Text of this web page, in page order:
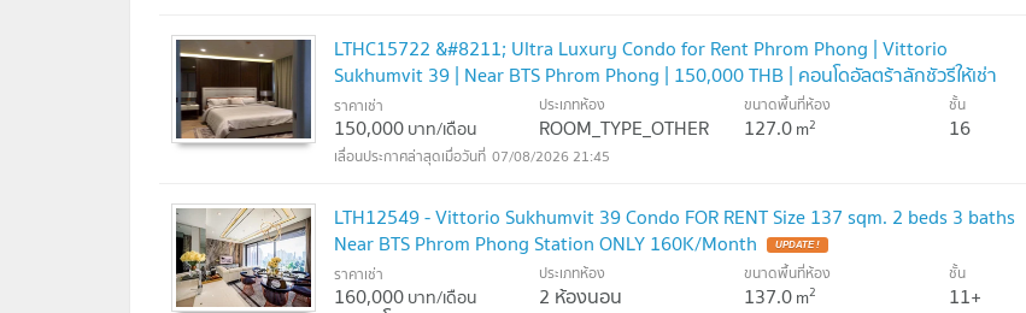
LTHC15722 &#8211; Ultra Luxury Condo for Rent Phrom Phong | Vittorio
Sukhumvit 39 | Near BTS Phrom Phong | 150,000 THB | คอนโดอัลตร้าลักชัวรีให้เช่า
พร้อมพงษ์ โครงการ Vittorio Sukhumvit 39 ใกล้ BTS พร้อมพงษ์
ราคาเช่า
150,000บาท/เดือน
ประเภทห้อง
ROOM_TYPE_OTHER
ขนาดพื้นที่ห้อง
127.0m2
ชั้น
16
07/08/2026 21:45
LTH12549 - Vittorio Sukhumvit 39 Condo FOR RENT Size 137 sqm. 2 beds 3 baths
Near BTS Phrom Phong Station ONLY 160K/Month
UPDATE !
ราคาเช่า
160,000บาท/เดือน
ประเภทห้อง
2 ห้องนอน
ขนาดพื้นที่ห้อง
137.0m2
ชั้น
11+